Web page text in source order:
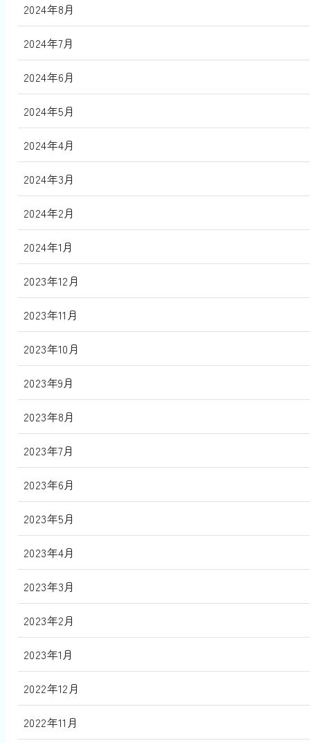
2024年8月
2024年7月
2024年6月
2024年5月
2024年4月
2024年3月
2024年2月
2024年1月
2023年12月
2023年11月
2023年10月
2023年9月
2023年8月
2023年7月
2023年6月
2023年5月
2023年4月
2023年3月
2023年2月
2023年1月
2022年12月
2022年11月